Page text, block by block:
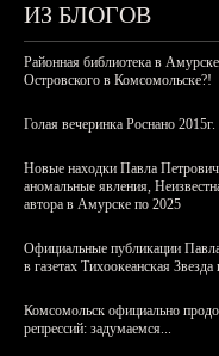
ИЗ БЛОГОВ
Районная библиотека в
Островского в Комсомольске?!
Голая вечеринка Роснано 2015г.
Новые находки Павла
аномальные явления,
автора в Амурске по 2025
Официальные публикации
в газетах Тихоокеанская
Комсомольск официально
репрессий: задумаемся...